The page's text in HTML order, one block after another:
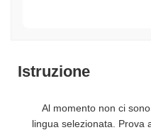
Istruzione
Al momento non ci
lingua selezionata. Prova